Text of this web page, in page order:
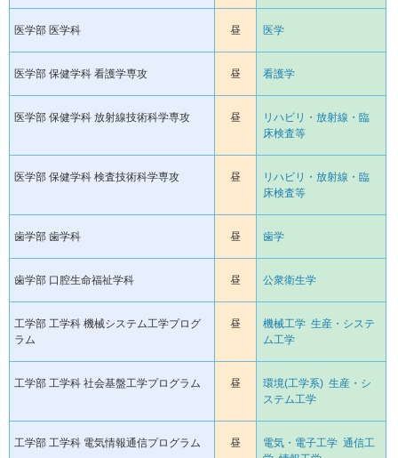
医学部 医学科 昼 医学
医学部 保健学科 看護学専攻 昼 看護学
医学部 保健学科 放射線技術科学専攻 昼
リハビリ・放射線・臨
床検査等
医学部 保健学科 検査技術科学専攻 昼
リハビリ・放射線・臨
床検査等
歯学部 歯学科 昼 歯学
歯学部 口腔生命福祉学科 昼 公衆衛生学
工学部 工学科 機械システム工学プログ
ラム
昼 機械工学 生産・システ
ム工学
工学部 工学科 社会基盤工学プログラム 昼 環境(工学系) 生産・シ
ステム工学
工学部 工学科 電気情報通信プログラム 昼 電気・電子工学 通信工